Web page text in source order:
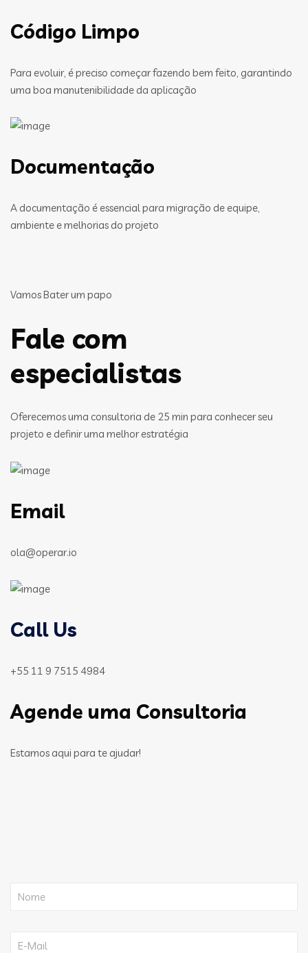
Código Limpo
Para evoluir, é preciso começar fazendo bem feito, garantindo
uma boa manutenibilidade da aplicação
Documentação
A documentação é essencial para migração de equipe,
ambiente e melhorias do projeto
Vamos Bater um papo
Fale com
especialistas
Oferecemos uma consultoria de 25 min para conhecer seu
projeto e definir uma melhor estratégia
Email
ola@operar.io
Call Us
+55 11 9 7515 4984
Agende uma Consultoria
Estamos aqui para te ajudar!